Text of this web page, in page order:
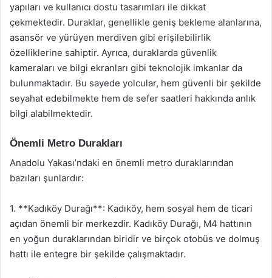
yapıları ve kullanıcı dostu tasarımları ile dikkat
çekmektedir. Duraklar, genellikle geniş bekleme alanlarına,
asansör ve yürüyen merdiven gibi erişilebilirlik
özelliklerine sahiptir. Ayrıca, duraklarda güvenlik
kameraları ve bilgi ekranları gibi teknolojik imkanlar da
bulunmaktadır. Bu sayede yolcular, hem güvenli bir şekilde
seyahat edebilmekte hem de sefer saatleri hakkında anlık
bilgi alabilmektedir.
Önemli Metro Durakları
Anadolu Yakası’ndaki en önemli metro duraklarından
bazıları şunlardır:
1. **Kadıköy Durağı**: Kadıköy, hem sosyal hem de ticari
açıdan önemli bir merkezdir. Kadıköy Durağı, M4 hattının
en yoğun duraklarından biridir ve birçok otobüs ve dolmuş
hattı ile entegre bir şekilde çalışmaktadır.